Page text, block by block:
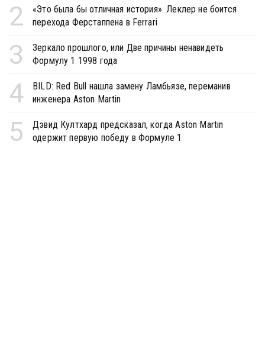
2
«Это была бы отличная история». Леклер не боится
перехода Ферстаппена в Ferrari
3
Зеркало прошлого, или Две причины ненавидеть
Формулу 1 1998 года
4
BILD: Red Bull нашла замену Ламбьязе, переманив
инженера Aston Martin
5
Дэвид Култхард предсказал, когда Aston Martin
одержит первую победу в Формуле 1